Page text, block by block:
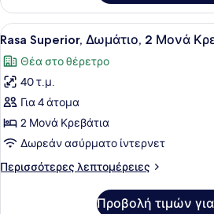
Wing
Rasa)
Σουίτα,
Μονά
Κρεβάτια
(Rasa
Wing
Προβολή
όλων
των
φωτογραφιών
για
Rasa
Superior,
2
Ένα
10
Rasa Superior, Δωμάτιο, 2 Μονά
Θέα στο θέρετρο
40 τ.μ.
Για 4 άτομα
2 Μονά Κρεβάτια
Δωρεάν ασύρματο ίντερνετ
Περισσότερες λεπτομέρειες
Περισσότερες
Προβολή τιμών